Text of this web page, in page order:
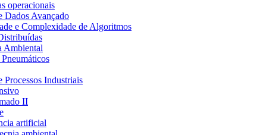
operacionais
Dados Avançado
e Complexidade de Algoritmos
Ambiental
Industriais
II
artificial